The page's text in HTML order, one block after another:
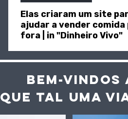
Elas criaram um site
ajudar a vender comida
fora | in "Dinheiro Vivo"
BEM-VINDOS
QUE TAL UMA